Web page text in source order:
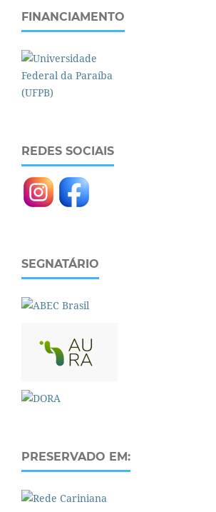
FINANCIAMENTO
REDES SOCIAIS
SEGNATÁRIO
PRESERVADO EM: